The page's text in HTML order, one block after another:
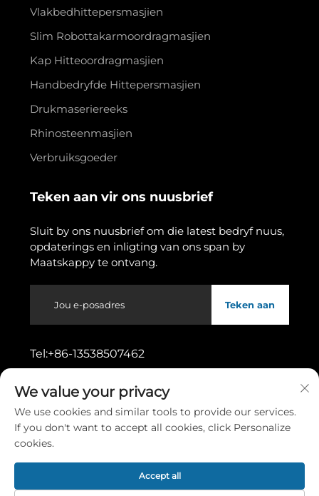
Vlakbedhittepersmasjien
Slim Robottakarmoordragmasjien
Kap Hitteoordragmasjien
Handbedryfde Hittepersmasjien
Drukmaseriereeks
Rhinosteenmasjien
Verbruiksgoeder
Teken aan vir ons nuusbrief
Sluit by ons nuusbrief om die latest bedryf nuus,
opdaterings en inligting van ons span by
Maatskappy te ontvang.
Teken aan
Tel:+86-13538507462
Adres:No. 11, Wusong Eerste Straat,
Dongcheng-ondersoortdistrik, Dongguan-
stad, Guangdong-provinsie
We value your privacy
We use cookies and similar tools to provide our services.
If you don't want to accept all cookies, click Personalize
cookies.
Accept all